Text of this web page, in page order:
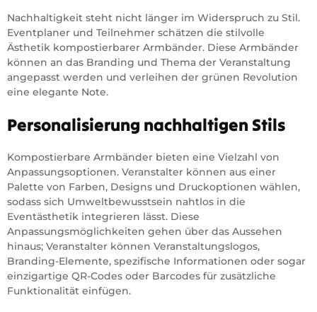
Nachhaltigkeit steht nicht länger im Widerspruch zu Stil.
Eventplaner und Teilnehmer schätzen die stilvolle
Ästhetik kompostierbarer Armbänder. Diese Armbänder
können an das Branding und Thema der Veranstaltung
angepasst werden und verleihen der grünen Revolution
eine elegante Note.
Personalisierung nachhaltigen Stils
Kompostierbare Armbänder bieten eine Vielzahl von
Anpassungsoptionen. Veranstalter können aus einer
Palette von Farben, Designs und Druckoptionen wählen,
sodass sich Umweltbewusstsein nahtlos in die
Eventästhetik integrieren lässt. Diese
Anpassungsmöglichkeiten gehen über das Aussehen
hinaus; Veranstalter können Veranstaltungslogos,
Branding-Elemente, spezifische Informationen oder sogar
einzigartige QR-Codes oder Barcodes für zusätzliche
Funktionalität einfügen.